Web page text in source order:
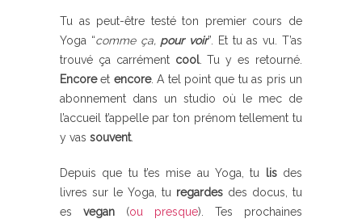
Tu as peut-être testé ton premier cours de
Yoga “comme ça, pour voir”. Et tu as vu. T’as
trouvé ça carrément cool. Tu y es retourné.
Encoreet encore. A tel point que tu as pris un
abonnement dans un studio où le mec de
l’accueil t’appelle par ton prénom tellement tu
y vas souvent.
Depuis que tu t’es mise au Yoga, tu lisdes
livres sur le Yoga, tu regardes des docus, tu
es vegan (ou presque). Tes prochaines